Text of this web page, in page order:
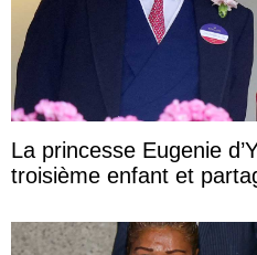
La princesse Eugenie
troisième enfant et